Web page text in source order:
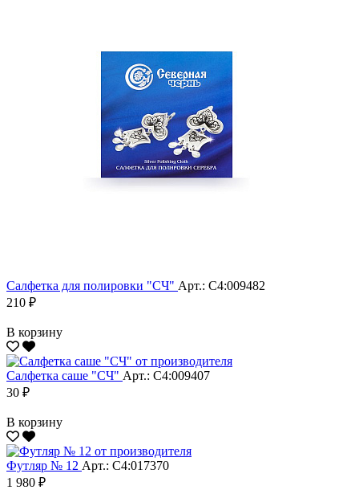
Салфетка для полировки "CЧ" Арт.: С4:009482
210 ₽
В корзину
Салфетка саше "CЧ" Арт.: С4:009407
30 ₽
В корзину
Футляр № 12 Арт.: С4:017370
1 980 ₽